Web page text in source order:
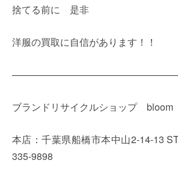
捨てる前に 是非
洋服の買取に自信があります！！
ブランドリサイクルショップ bloom
本店：千葉県船橋市本中山2-14-13
335-9898